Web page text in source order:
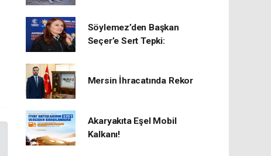
Söylemez’den Başkan
Seçer’e Sert Tepki:
Mersin İhracatında Rekor
​Akaryakıta Eşel Mobil
Kalkanı!